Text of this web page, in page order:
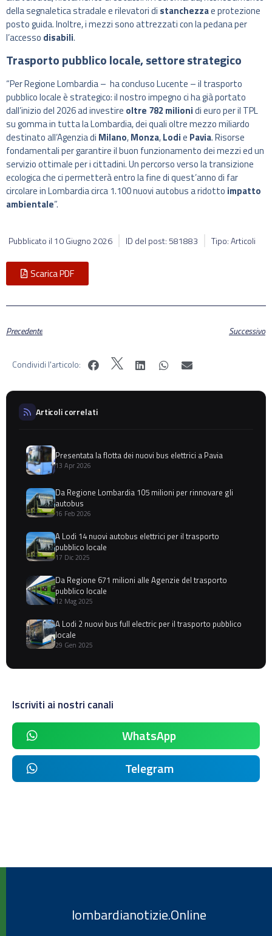
della segnaletica stradale e rilevatori di stanchezzae protezione
posto guida. Inoltre, i mezzi sono attrezzati con la pedana per
l’accesso disabili.
Trasporto pubblico locale, settore strategico
“Per Regione Lombardia – ha concluso Lucente – il trasporto
pubblico locale è strategico: il nostro impegno ci ha già portato
dall’inizio del 2026 ad investire oltre 782 milionidi euro per il TPL
su gomma in tutta la Lombardia, dei quali oltre mezzo miliardo
destinato all’Agenzia di Milano,Monza,Lodie Pavia. Risorse
fondamentali per garantire il buon funzionamento dei mezzi ed un
servizio ottimale per i cittadini. Un percorso verso la transizione
ecologica che ci permetterà entro la fine di quest’anno di far
circolare in Lombardia circa 1.100 nuovi autobus a ridotto impatto
ambientale”.
Pubblicato il 10 Giugno 2026 ID del post: 581883 Tipo: Articoli
Scarica PDF
Precedente Successivo
Condividi l'articolo:
Articoli correlati
Presentata la flotta dei nuovi bus elettrici a Pavia
13 Apr 2026
Da Regione Lombardia 105 milioni per rinnovare gli
autobus
16 Feb 2026
A Lodi 14 nuovi autobus elettrici per il trasporto
pubblico locale
17 Dic 2025
Da Regione 671 milioni alle Agenzie del trasporto
pubblico locale
12 Mag 2025
A Lodi 2 nuovi bus full electric per il trasporto pubblico
locale
29 Gen 2025
Iscriviti ai nostri canali
WhatsApp
Telegram
lombardianotizie.Online